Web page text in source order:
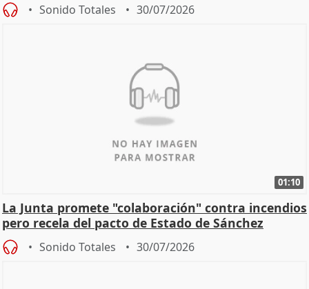
Sonido Totales 30/07/2026
01:10
La Junta promete "colaboración" contra incendios
pero recela del pacto de Estado de Sánchez
Sonido Totales 30/07/2026